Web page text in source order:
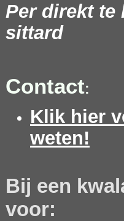
Per direkt te
sittard
Contact:
Klik hier
weten!
Bij een
voor: